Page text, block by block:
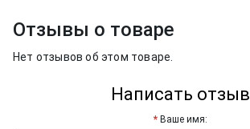
Отзывы о товаре
Нет отзывов об этом товаре.
Написать отзыв
Ваше имя: